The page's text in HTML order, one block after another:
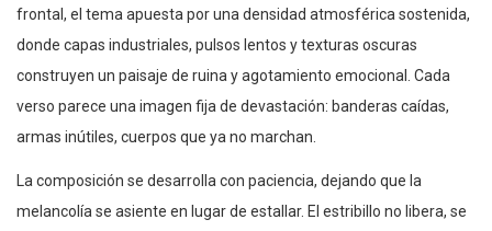
frontal, el tema apuesta por una densidad atmosférica sostenida,
donde capas industriales, pulsos lentos y texturas oscuras
construyen un paisaje de ruina y agotamiento emocional. Cada
verso parece una imagen fija de devastación: banderas caídas,
armas inútiles, cuerpos que ya no marchan.
La composición se desarrolla con paciencia, dejando que la
melancolía se asiente en lugar de estallar. El estribillo no libera, se